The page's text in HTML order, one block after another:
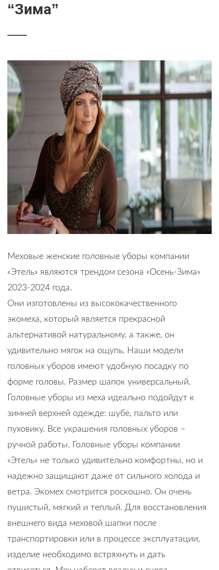
“Зима”
Меховые женские головные уборы компании
«Этель» являются трендом сезона «Осень-Зима»
2023-2024 года.
Они изготовлены из высококачественного
экомеха, который является прекрасной
альтернативой натуральному, а также, он
удивительно мягок на ощупь. Наши модели
головных уборов имеют удобную посадку по
форме головы. Размер шапок универсальный.
Головные уборы из меха идеально подойдут к
зимней верхней одежде: шубе, пальто или
пуховику. Все украшения головных уборов –
ручной работы. Головные уборы компании
«Этель» не только удивительно комфортны, но и
надежно защищают даже от сильного холода и
ветра. Экомех смотрится роскошно. Он очень
пушистый, мягкий и теплый. Для восстановления
внешнего вида меховой шапки после
транспортировки или в процессе эксплуатации,
изделие необходимо встряхнуть и дать